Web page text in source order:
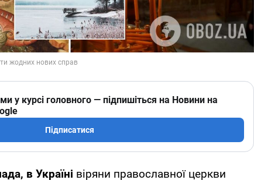
у курсі головного — підпишіться на Новини на
Підписатися
в Україні віряни православної церкви